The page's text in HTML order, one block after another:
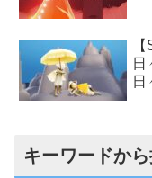
日
日
キーワードか